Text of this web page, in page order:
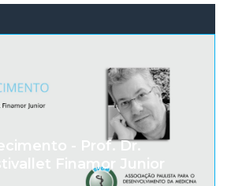
- Prof. Dr.
Finamor Junior